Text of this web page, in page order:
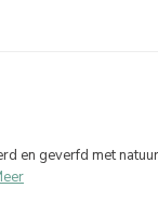
en geverfd met